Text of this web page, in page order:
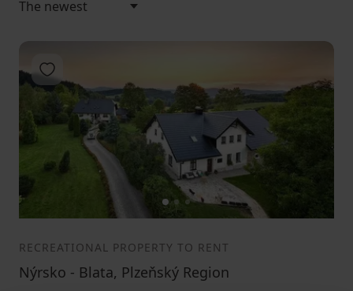
12 3
Add to favorites
RECREATIONAL PROPERTY TO RENT
Nýrsko - Blata, Plzeňský Region